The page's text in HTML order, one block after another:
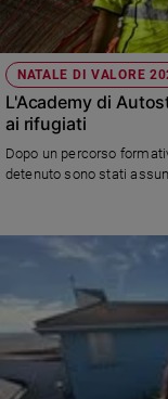
NATALE DI VALORE
L'Academy di
ai rifugiati
Dopo un percorso
detenuto sono stati